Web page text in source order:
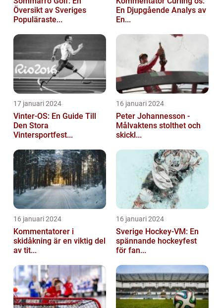
Översikt av Sveriges
Populäraste...
En Djupgående Analys av
En...
17 januari 2024
Vinter-OS: En Guide Till
Den Stora
Vintersportfest...
16 januari 2024
Peter Johannesson -
Målvaktens stolthet och
skickl...
16 januari 2024
Kommentatorer i
skidåkning är en viktig del
av tit...
16 januari 2024
Sverige Hockey-VM: En
spännande hockeyfest
för fan...